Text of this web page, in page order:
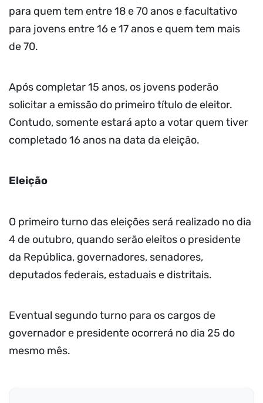
para quem tem entre 18 e 70 anos e facultativo
para jovens entre 16 e 17 anos e quem tem mais
de 70.
Após completar 15 anos, os jovens poderão
solicitar a emissão do primeiro título de eleitor.
Contudo, somente estará apto a votar quem tiver
completado 16 anos na data da eleição.
Eleição
O primeiro turno das eleições será realizado no dia
4 de outubro, quando serão eleitos o presidente
da República, governadores, senadores,
deputados federais, estaduais e distritais.
Eventual segundo turno para os cargos de
governador e presidente ocorrerá no dia 25 do
mesmo mês.